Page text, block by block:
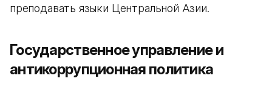
преподавать языки Центральной Азии.
Государственное управление и
антикоррупционная политика